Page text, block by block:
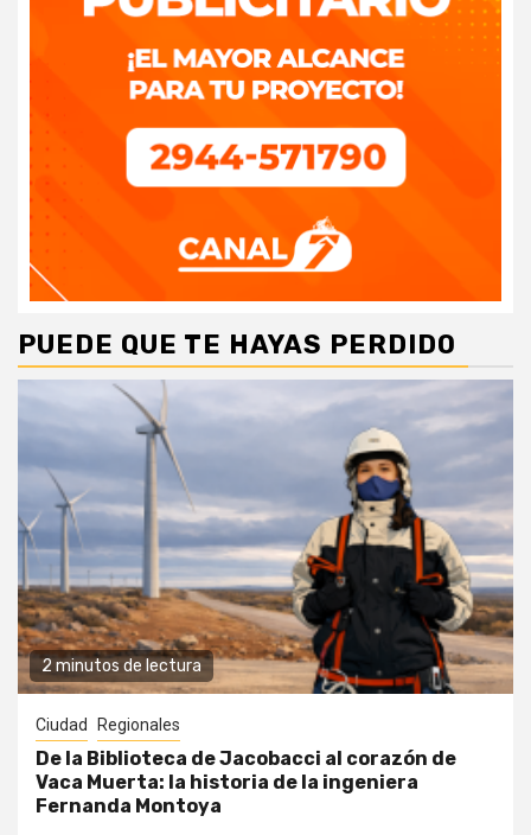
PUEDE QUE TE HAYAS PERDIDO
2 minutos de lectura
Ciudad Regionales
De la Biblioteca de Jacobacci al corazón de
Vaca Muerta: la historia de la ingeniera
Fernanda Montoya